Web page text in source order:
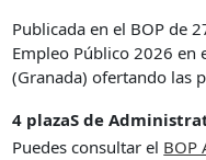
Publicada en el BOP de
Empleo Público 2026 en
(Granada) ofertando las
4 plazaS de
Puedes consultar el BOP